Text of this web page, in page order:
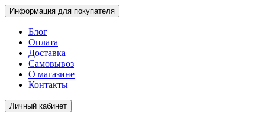
Информация для покупателя
Блог
Оплата
Доставка
Самовывоз
О магазине
Контакты
Личный кабинет